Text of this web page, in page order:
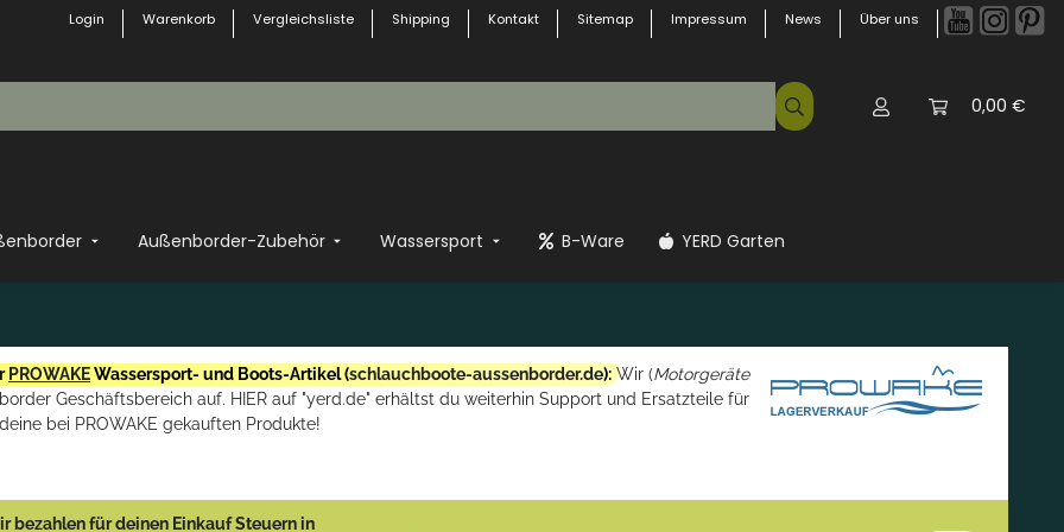
Login Warenkorb Vergleichsliste Shipping Kontakt Sitemap Impressum News Über uns
0,00 €
Außenborder-Zubehör Wassersport B-Ware YERD Garten
PROWAKEWassersport- und Boots-Artikel (schlauchboote-aussenborder.de): Wir (Motorgeräte
Geschäftsbereich auf. HIER auf "yerd.de" erhältst du weiterhin Support und Ersatzteile für
deine bei PROWAKE gekauften Produkte!
bezahlen für deinen Einkauf Steuern in